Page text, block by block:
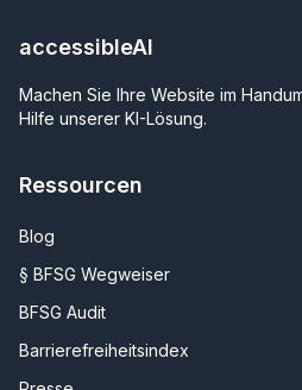
accessibleAI
Machen Sie Ihre Website im
Hilfe unserer KI-Lösung.
Ressourcen
Blog
§ BFSG Wegweiser
BFSG Audit
Barrierefreiheitsindex